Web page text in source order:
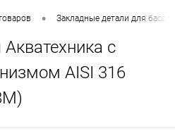
• Закладные детали для
с
AISI 316